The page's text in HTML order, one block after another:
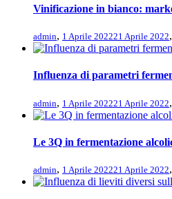
Vinificazione in bianco:
admin, 1 Aprile 202221 Aprile 2022,
Influenza di parametri
admin, 1 Aprile 202221 Aprile 2022,
Le 3Q in fermentazione
admin, 1 Aprile 202221 Aprile 2022,